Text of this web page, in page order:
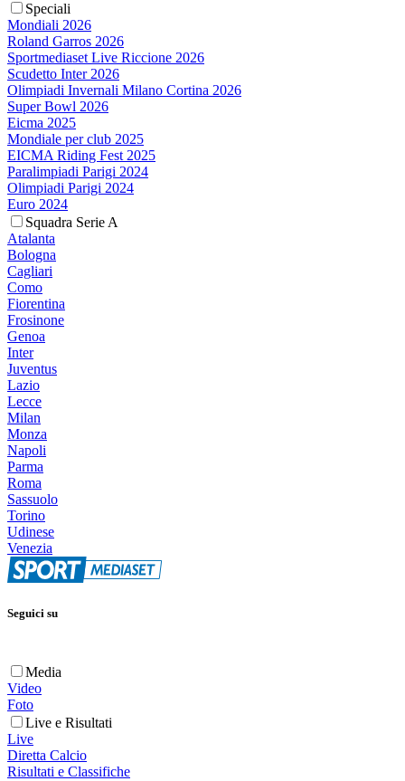
Speciali
Mondiali 2026
Roland Garros 2026
Sportmediaset Live Riccione 2026
Scudetto Inter 2026
Olimpiadi Invernali Milano Cortina 2026
Super Bowl 2026
Eicma 2025
Mondiale per club 2025
EICMA Riding Fest 2025
Paralimpiadi Parigi 2024
Olimpiadi Parigi 2024
Euro 2024
Squadra Serie A
Atalanta
Bologna
Cagliari
Como
Fiorentina
Frosinone
Genoa
Inter
Juventus
Lazio
Lecce
Milan
Monza
Napoli
Parma
Roma
Sassuolo
Torino
Udinese
Venezia
Seguici su
Media
Video
Foto
Live e Risultati
Live
Diretta Calcio
Risultati e Classifiche